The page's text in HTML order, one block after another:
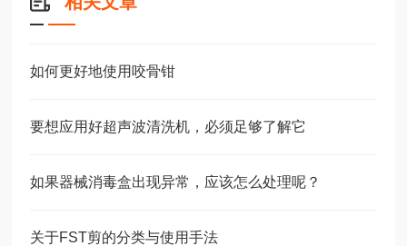
如何更好地使用咬骨钳
要想应用好超声波清洗机，必须足够了解它
如果器械消毒盒出现异常，应该怎么处理呢？
关于FST剪的分类与使用手法